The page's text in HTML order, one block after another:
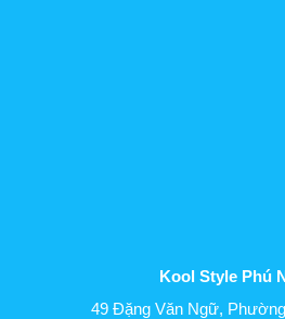
Kool Style Phú
49 Đặng Văn Ngữ,